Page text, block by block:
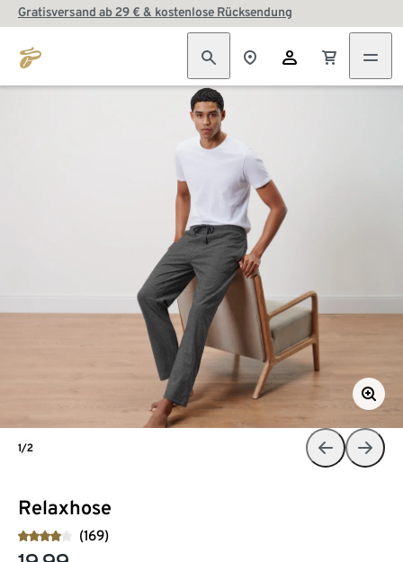
Gratisversand ab 29 € & kostenlose Rücksendung
Relaxhose
(169)
1/2